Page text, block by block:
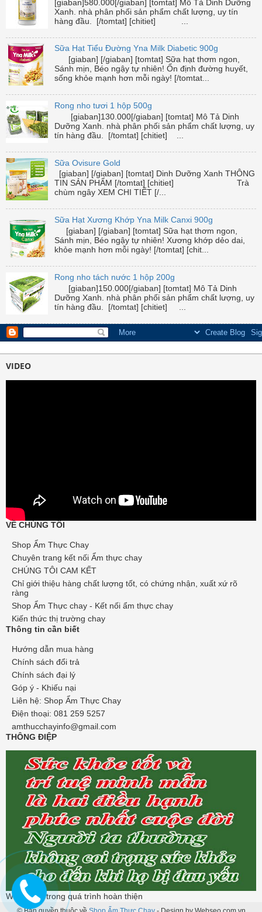
[giaban]580.000[/giaban] [tomtat] Mô Tả Dinh Dưỡng
Xanh. nhà phân phối sản phẩm chất lượng, uy tín
hàng đầu. [/tomtat] [chitiet] ...
Sữa Hạt Tiểu Đường Yna Milk Diabetic 900g
[giaban] [/giaban] [tomtat] Sữa hạt thơm ngon,
Sánh mịn, Béo ngậy tự nhiên! Ổn định đường huyết,
sống khỏe mạnh hơn mỗi ngày! [/tomtat...
Rong nho tươi 1 hộp 500g
[giaban]130.000[/giaban] [tomtat] Mô Tả Dinh
Dưỡng Xanh. nhà phân phối sản phẩm chất lượng, uy
tín hàng đầu. [/tomtat] [chitiet] ...
Sữa Ovisure Gold
[giaban] [/giaban] [tomtat] Dinh Dưỡng Xanh THÔNG
TIN SẢN PHẨM [/tomtat] [chitiet] Trà
chùm ngây XEM CHI TIẾT [/...
Sữa Hạt Xương Khớp Yna Milk Canxi 900g
[giaban] [/giaban] [tomtat] Sữa hạt thơm ngon,
Sánh mịn, Béo ngậy tự nhiên! Xương khớp dẻo dai,
khỏe mạnh hơn mỗi ngày! [/tomtat] [chit...
Rong nho tách nước 1 hộp 200g
[giaban]150.000[/giaban] [tomtat] Mô Tả Dinh
Dưỡng Xanh. nhà phân phối sản phẩm chất lượng, uy
tín hàng đầu. [/tomtat] [chitiet] ...
VIDEO
VỀ CHÚNG TÔI
Shop Ẩm Thực Chay
Chuyên trang kết nối Ẩm thực chay
CHÚNG TÔI CAM KẾT
Chỉ giới thiệu hàng chất lượng tốt, có chứng nhận, xuất xứ rõ
ràng
Shop Ẩm Thực chay - Kết nối ẩm thực chay
Kiến thức thị trường chay
Thông tin cần biết
Hướng dẫn mua hàng
Chính sách đổi trả
Chính sách đại lý
Góp ý - Khiếu nại
Liên hệ: Shop Ẩm Thực Chay
Điện thoại: 081 259 5257
amthucchayinfo@gmail.com
THÔNG ĐIỆP
Web đang trong quá trình hoàn thiện